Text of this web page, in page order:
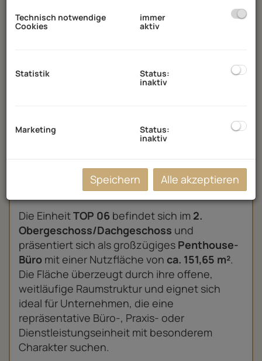
separat angemietet werden. Die
monatliche
Miete
€ 30,00 netto pro Stellplatz
Widmung
Wohnsitzbegründung ist daher nicht
Die EinheitTOP 06 befindet sich im 2.
Obergeschoss/Dachgeschoss und
präsentiert sich als großzügiges Penthouse-
Büro mit einer Nutzfläche von ca. 151,65 m².
Die Fläche überzeugt durch ihre offene,
weitläufige Raumstruktur und eignet sich
ideal für Unternehmen, die eine
repräsentative Büro-, Praxis- oder
Dienstleistungseinheit mit besonderem
Charakter suchen.
Technisch notwendige
Cookies
immer
aktiv
Statistik Status:
inaktiv
Marketing Status:
inaktiv
Speichern Alle akzeptieren